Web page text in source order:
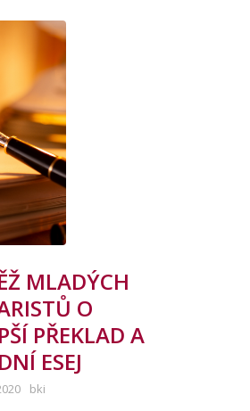
MLADÝCH
O
PŘEKLAD A
ESEJ
bki